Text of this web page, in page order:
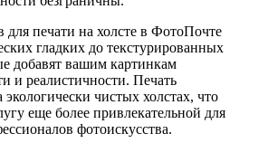
для печати на холсте в ФотоПочте
гладких до текстурированных
добавят вашим картинкам
и реалистичности. Печать
экологически чистых холстах, что
еще более привлекательной для
фотоискусства.